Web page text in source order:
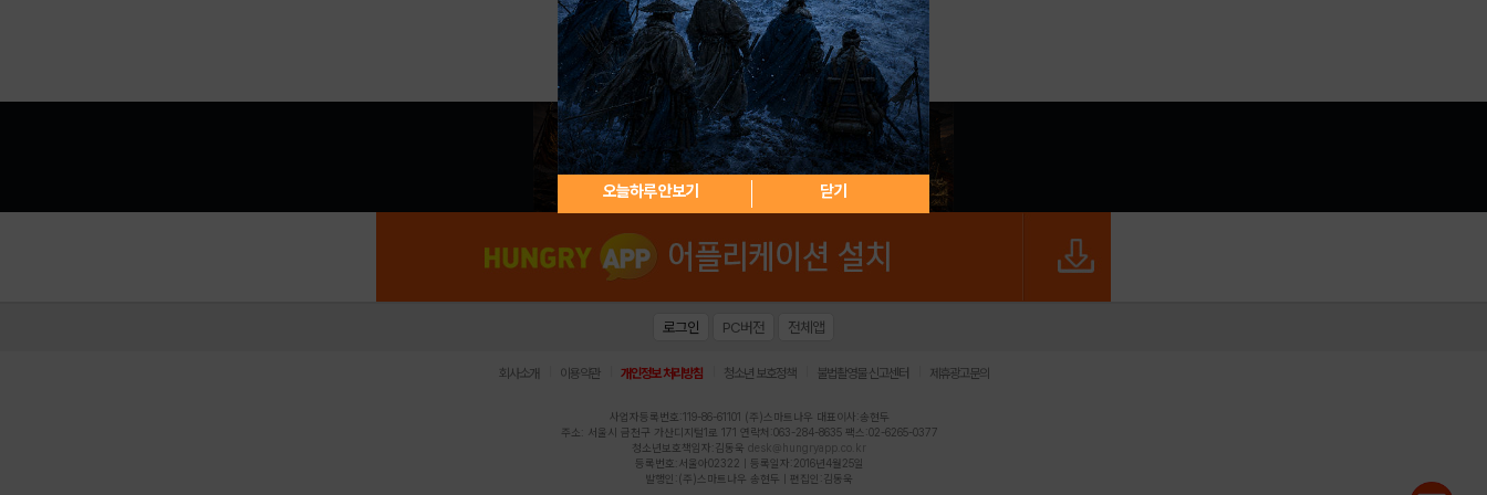
아이디 / 비밀번호 찾기 회원가입
오늘하루 안보기 닫기
로그인 PC버전 전체앱
회사소개 이용약관 개인정보 처리방침 청소년 보호정책 불법촬영물 신고센터 제휴광고문의
사업자등록번호:119-86-61101 (주)스마트나우 대표이사:송현두
주소: 서울시 금천구 가산디지털1로 171 연락처:063-284-8635 팩스:02-6265-0377
청소년보호책임자:김동욱 desk@hungryapp.co.kr
등록번호:서울아02322 | 등록일자:2016년4월25일
발행인:(주)스마트나우 송현두 | 편집인:김동욱